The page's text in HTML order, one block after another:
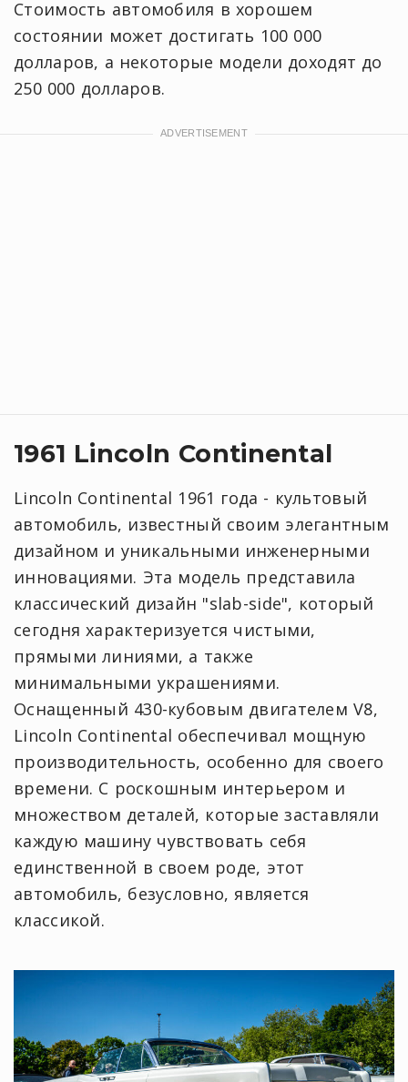
Стоимость автомобиля в хорошем
состоянии может достигать 100 000
долларов, а некоторые модели доходят до
250 000 долларов.
1961 Lincoln Continental
Lincoln Continental 1961 года - культовый
автомобиль, известный своим элегантным
дизайном и уникальными инженерными
инновациями. Эта модель представила
классический дизайн "slab-side", который
сегодня характеризуется чистыми,
прямыми линиями, а также
минимальными украшениями.
Оснащенный 430-кубовым двигателем V8,
Lincoln Continental обеспечивал мощную
производительность, особенно для своего
времени. С роскошным интерьером и
множеством деталей, которые заставляли
каждую машину чувствовать себя
единственной в своем роде, этот
автомобиль, безусловно, является
классикой.